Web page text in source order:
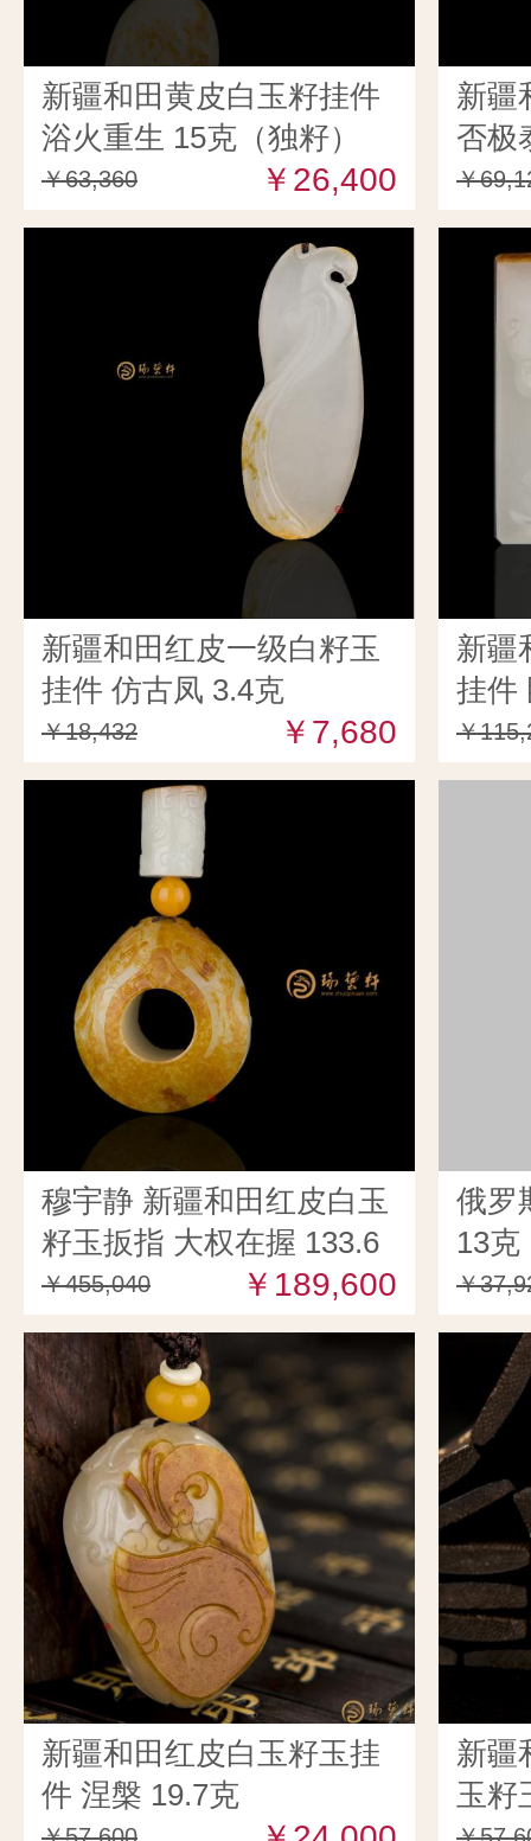
新疆和田黄皮白玉籽挂件
浴火重生 15克（独籽）
￥63,360 ￥26,400
新疆
否极
￥
新疆和田红皮一级白籽玉
挂件 仿古凤 3.4克
￥18,432 ￥7,680
新疆
挂件
￥
穆宇静 新疆和田红皮白玉
籽玉扳指 大权在握 133.6
克
￥455,040 ￥189,600
俄罗
13克
￥
新疆和田红皮白玉籽玉挂
件 涅槃 19.7克
新疆
玉籽